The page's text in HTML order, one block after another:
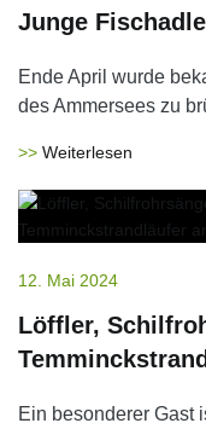
Junge
Ende April wurde
des Ammersees zu
Weiterlesen
12. Mai 2024
Löffler,
Ein besonderer Gast